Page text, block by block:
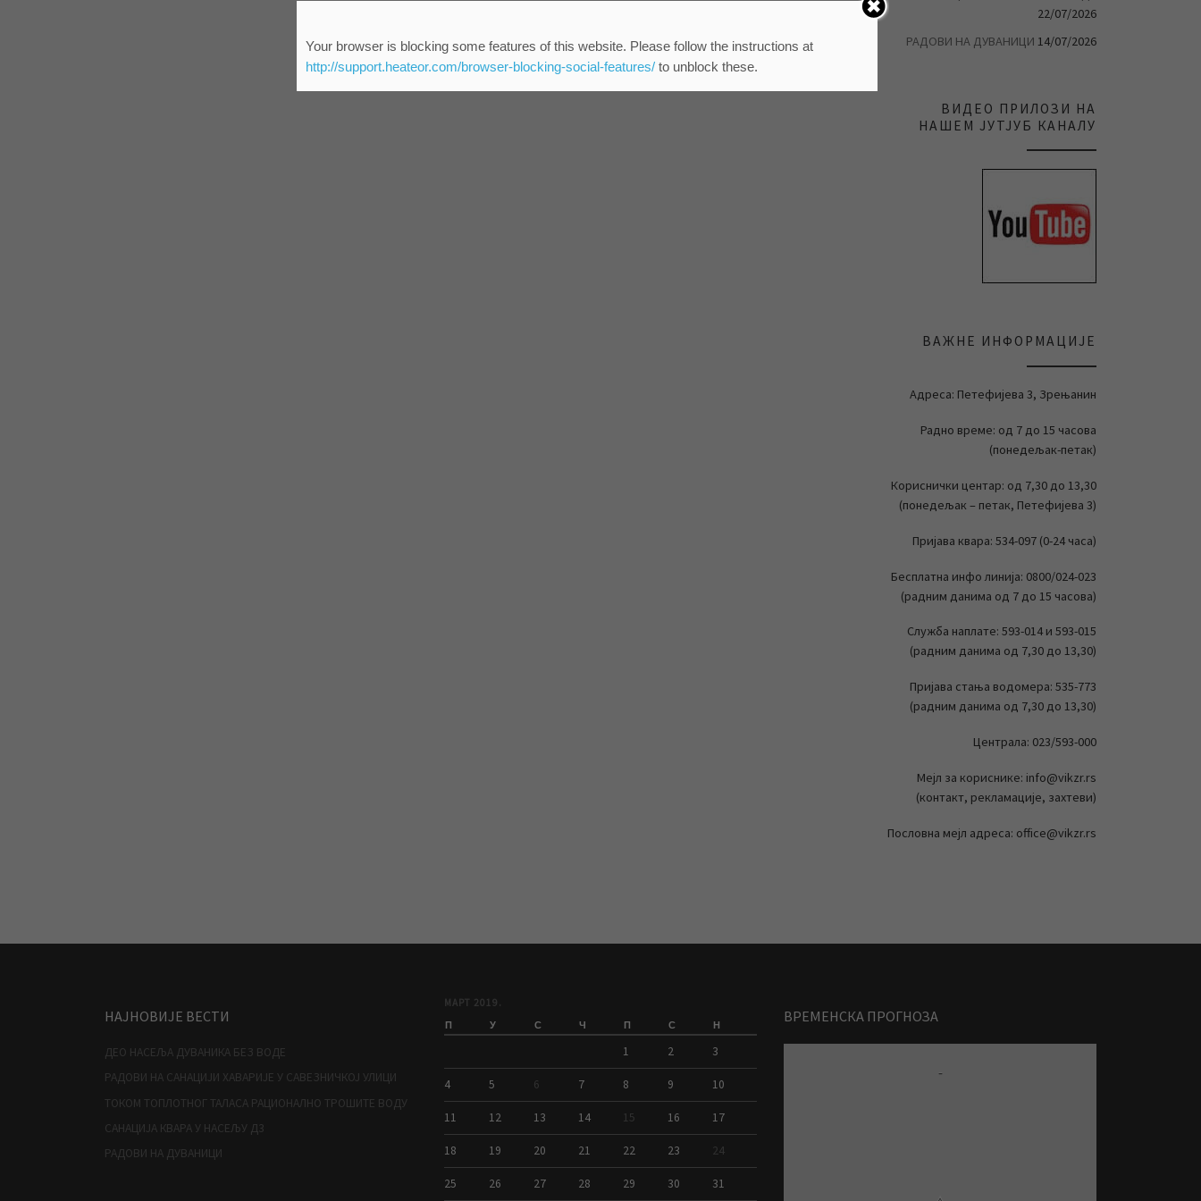
22/07/2026
РАДОВИ НА ДУВАНИЦИ 14/07/2026
ВИДЕО ПРИЛОЗИ НА
НАШЕМ ЈУТЈУБ КАНАЛУ
ВАЖНЕ ИНФОРМАЦИЈЕ
Адреса: Петефијева 3, Зрењанин
Радно време: од 7 до 15 часова
(понедељак-петак)
Кориснички центар: од 7,30 до 13,30
(понедељак – петак, Петефијева 3)
Пријава квара: 534-097 (0-24 часа)
Бесплатна инфо линија: 0800/024-023
(радним данима од 7 до 15 часова)
Служба наплате: 593-014 и 593-015
(радним данима од 7,30 до 13,30)
Пријава стања водомера: 535-773
(радним данима од 7,30 до 13,30)
Централа: 023/593-000
Мејл за кориснике: info@vikzr.rs
(контакт, рекламације, захтеви)
Пословна мејл адреса: office@vikzr.rs
НАЈНОВИЈЕ ВЕСТИ
ДЕО НАСЕЉА ДУВАНИКА БЕЗ ВОДЕ
РАДОВИ НА САНАЦИЈИ ХАВАРИЈЕ У САВЕЗНИЧКОЈ УЛИЦИ
ТОКОМ ТОПЛОТНОГ ТАЛАСА РАЦИОНАЛНО ТРОШИТЕ ВОДУ
САНАЦИЈА КВАРА У НАСЕЉУ Д3
РАДОВИ НА ДУВАНИЦИ
МАРТ 2019.
П У С Ч П С Н
1 2 3
4 5 6 7 8 9 10
11 12 13 14 15 16 17
18 19 20 21 22 23 24
25 26 27 28 29 30 31
ВРЕМЕНСКА ПРОГНОЗА
-
Your browser is blocking some features of this website. Please follow the instructions at
http://support.heateor.com/browser-blocking-social-features/to unblock these.